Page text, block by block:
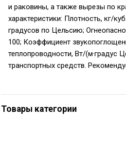
и раковины, а также вырезы по
характеристики: Плотность, кг/
градусов по Цельсию;
100; Коэффициент
теплопроводности, Вт/(м·градус
транспортных средств.
Товары категории